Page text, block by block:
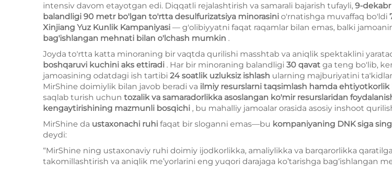
intensiv davom etayotgan edi. Diqqatli rejalashtirish va samarali bajarish tufayli, 9-dekabr
balandligi 90 metr bo'lgan to'rtta desulfurizatsiya minorasini o'rnatishga muvaffaq bo'ldi
Xinjiang Yuz Kunlik Kampaniyasi — g'olibiyyatni faqat raqamlar bilan emas, balki
bag'ishlangan mehnati bilan o'lchash mumkin .
Joyda to'rtta katta minoraning bir vaqtda qurilishi masshtab va aniqlik spektaklini
boshqaruvi kuchini aks ettiradi . Har bir minoraning balandligi 30 qavat ga teng bo'lib,
jamoasining odatdagi ish tartibi 24 soatlik uzluksiz ishlash ularning majburiyatini
MirShine doimiylik bilan javob beradi va ilmiy resurslarni taqsimlash hamda ehtiyotkorlik
saqlab turish uchun tozalik va samaradorlikka asoslangan ko'mir resurslaridan
kengaytirishining mazmunli bosqichi , bu mahalliy jamoalar orasida asosiy inshoot
MirShine da ustaxonachi ruhi faqat bir sloganni emas—bu kompaniyaning DNK siga
deydi:
“MirShine ning ustaxonaviy ruhi doimiy ijodkorlikka, amaliylikka va barqarorlikka
takomillashtirish va aniqlik me’yorlarini eng yuqori darajaga ko’tarishga bag‘ishlangan